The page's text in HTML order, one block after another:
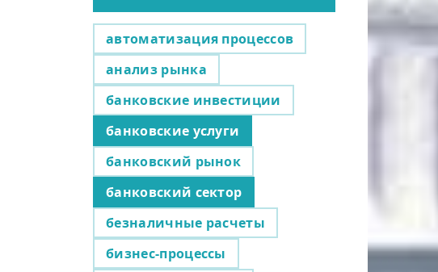
автоматизация процессов
анализ рынка
банковские инвестиции
банковские услуги
банковский рынок
банковский сектор
безналичные расчеты
бизнес-процессы